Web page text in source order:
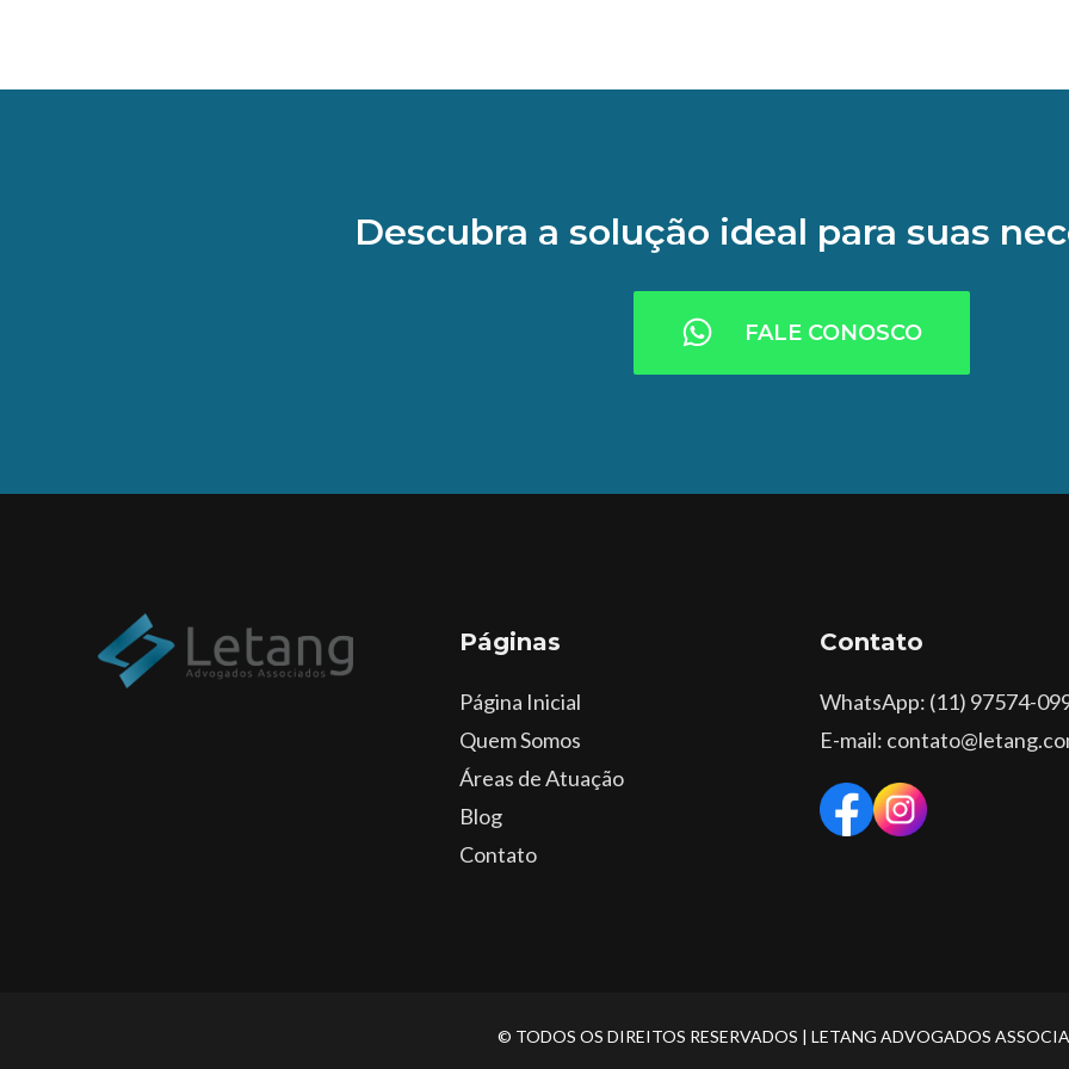
Descubra a solução ideal para suas
FALE CONOSCO
Páginas
Página Inicial
Quem Somos
Áreas de Atuação
Blog
Contato
Contato
WhatsApp: (11) 97574-
E-mail:
© TODOS OS DIREITOS RESERVADOS | LETANG ADVOGADOS